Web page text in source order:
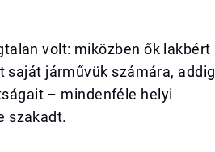
volt: miközben ők lakbért
járművük számára, addig
– mindenféle helyi
szakadt.